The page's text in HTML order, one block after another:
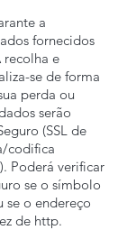
a
fornecidos
recolha e
se de forma
perda ou
serão
(SSL de
codifica
Poderá verificar
se o símbolo
se o endereço
de http.